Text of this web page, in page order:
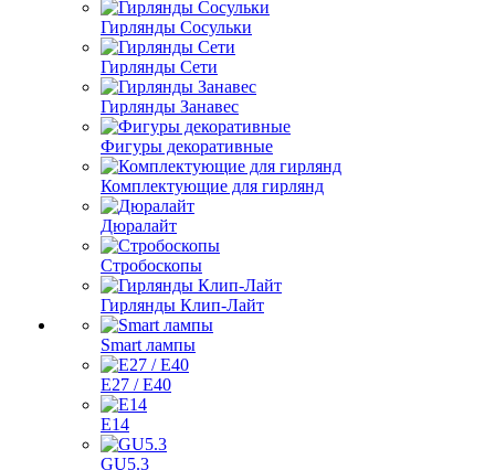
Гирлянды Сосульки
Гирлянды Сети
Гирлянды Занавес
Фигуры декоративные
Комплектующие для гирлянд
Дюралайт
Стробоскопы
Гирлянды Клип-Лайт
Smart лампы
E27 / E40
E14
GU5.3